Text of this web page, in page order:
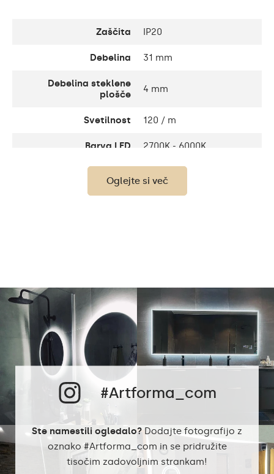
Zaščita IP20
Debelina 31 mm
Debelina steklene
plošče
4 mm
Svetilnost 120 / m
Barva LED 2700K - 6000K
Življenjska doba LED Do 15 000 ur
Poraba 9,6 W / m
Priporočene prostore
hodnik, spalnica,
jedilnica
Pravilno pripravljena
embalaža zagotavlja
varen prevoz do vašega
doma.
Obdelava robov
robovi
Razpoložljivost izdelka
Oglejte si več
#Artforma_com
Ste namestili ogledalo? Dodajte fotografijo z
oznako #Artforma_com in se pridružite
tisočim zadovoljnim strankam!